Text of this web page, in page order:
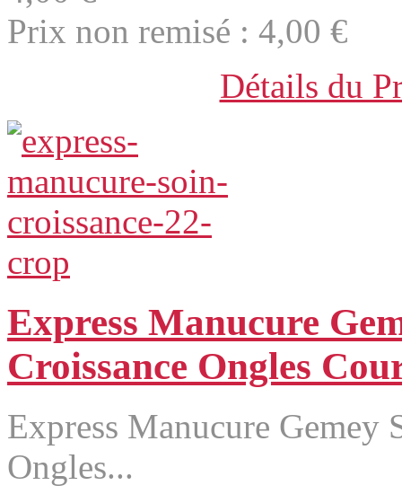
Prix non remisé : 4,00 €
Détails du
Express Manucure
Croissance Ongles
Express Manucure Gemey
Ongles...